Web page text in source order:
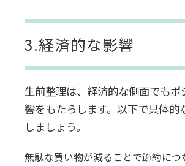
3.経済的な影響
生前整理は、経済的な側面でもポ
響をもたらします。以下で具体的
しましょう。
無駄な買い物が減ることで節約につ